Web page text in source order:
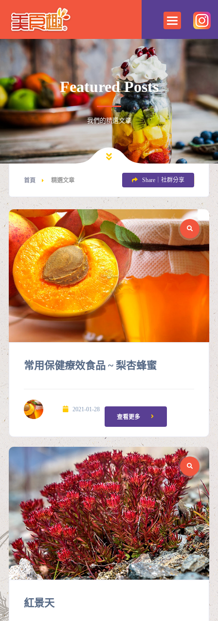
Featured Posts
我們的精選文章
首頁 精選文章 Share｜社群分享
常用保健療效食品 ~ 梨杏蜂蜜
2021-01-28
查看更多
紅景天